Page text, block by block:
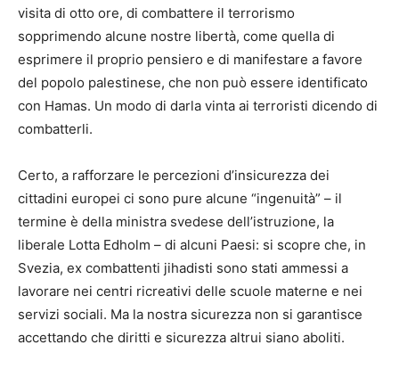
visita di otto ore, di combattere il terrorismo
sopprimendo alcune nostre libertà, come quella di
esprimere il proprio pensiero e di manifestare a favore
del popolo palestinese, che non può essere identificato
con Hamas. Un modo di darla vinta ai terroristi dicendo di
combatterli.
Certo, a rafforzare le percezioni d’insicurezza dei
cittadini europei ci sono pure alcune “ingenuità” – il
termine è della ministra svedese dell’istruzione, la
liberale Lotta Edholm – di alcuni Paesi: si scopre che, in
Svezia, ex combattenti jihadisti sono stati ammessi a
lavorare nei centri ricreativi delle scuole materne e nei
servizi sociali. Ma la nostra sicurezza non si garantisce
accettando che diritti e sicurezza altrui siano aboliti.